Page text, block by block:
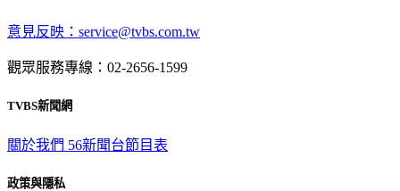
意見反映：service@tvbs.com.tw
觀眾服務專線：02-2656-1599
TVBS新聞網
關於我們 56新聞台節目表
政策與隱私